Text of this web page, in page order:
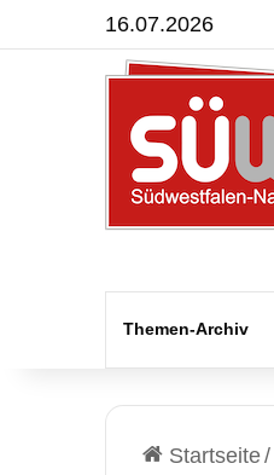
16.07.2026
Themen-Archiv
Startseite/